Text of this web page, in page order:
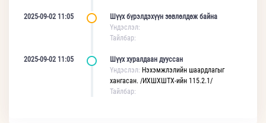
2025-09-02 11:05
Шүүх бүрэлдэхүүн зөвлөлдөж байна
Үндэслэл:
Тайлбар:
2025-09-02 11:05
Шүүх хуралдаан дууссан
Үндэслэл: Нэхэмжлэлийн шаардлагыг
хангасан. /ИХШХШТХ-ийн 115.2.1/
Тайлбар: